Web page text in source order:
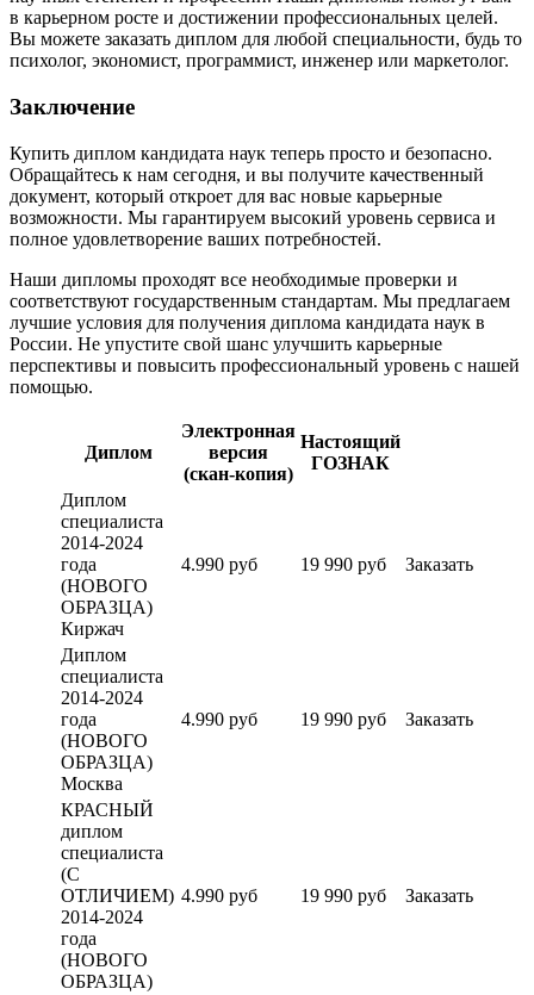
в карьерном росте и достижении профессиональных целей.
Вы можете заказать диплом для любой специальности, будь то
психолог, экономист, программист, инженер или маркетолог.
Заключение
Купить диплом кандидата наук теперь просто и безопасно.
Обращайтесь к нам сегодня, и вы получите качественный
документ, который откроет для вас новые карьерные
возможности. Мы гарантируем высокий уровень сервиса и
полное удовлетворение ваших потребностей.
Наши дипломы проходят все необходимые проверки и
соответствуют государственным стандартам. Мы предлагаем
лучшие условия для получения диплома кандидата наук в
России. Не упустите свой шанс улучшить карьерные
перспективы и повысить профессиональный уровень с нашей
помощью.
Диплом
Электронная
версия
(скан-копия)
Настоящий
ГОЗНАК
Диплом
специалиста
2014-2024
года
(НОВОГО
ОБРАЗЦА)
Киржач
4.990 руб 19 990 руб Заказать
Диплом
специалиста
2014-2024
года
(НОВОГО
ОБРАЗЦА)
Москва
4.990 руб 19 990 руб Заказать
КРАСНЫЙ
диплом
специалиста
(С
ОТЛИЧИЕМ)
2014-2024
года
(НОВОГО
ОБРАЗЦА)
4.990 руб 19 990 руб Заказать